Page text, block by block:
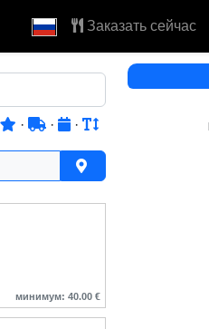
Заказать сейчас
· · ·
минимум: 40.00 €